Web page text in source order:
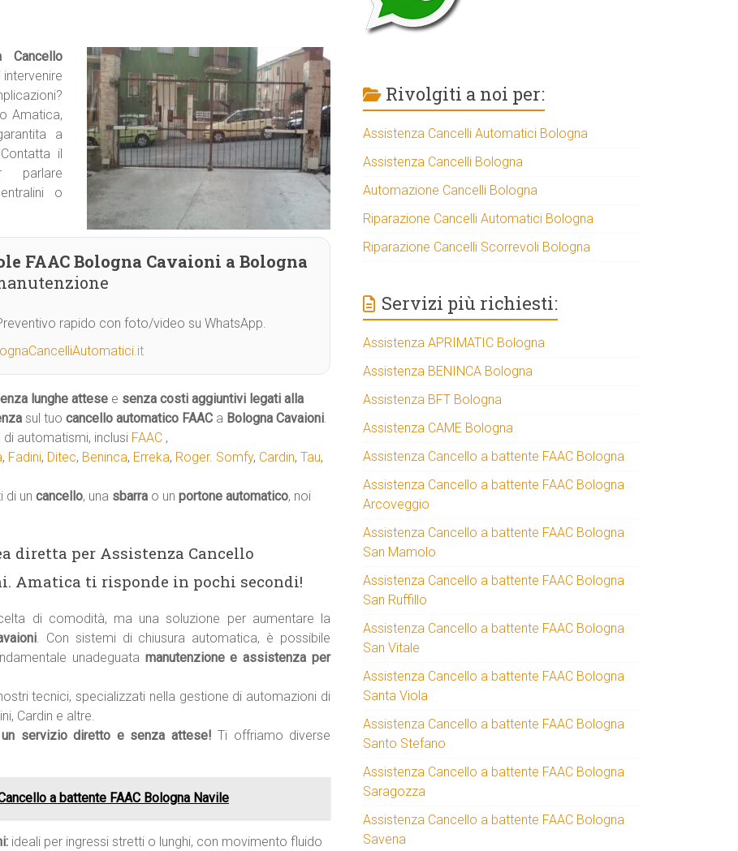
Cancello
Amatica,
a
il
o
FAAC Bologna Cavaioni a Bologna
rapido con foto/video su WhatsApp.
lunghe attese e senza costi aggiuntivi legati alla
sul tuo cancello automatico FAAC a Bologna Cavaioni.
automatismi, inclusi FAAC ,
, Fadini, Ditec, Beninca, Erreka, Roger. Somfy, Cardin, Tau,
di un cancello, una sbarra o un portone automatico, noi
diretta per Assistenza Cancello
Amatica ti risponde in pochi secondi!
di comodità, ma una soluzione per aumentare la
. Con sistemi di chiusura automatica, è possibile
unadeguata manutenzione e assistenza per
tecnici, specializzati nella gestione di automazioni di
Cardin e altre.
servizio diretto e senza attese! Ti offriamo diverse
a battente FAAC Bologna Navile
ideali per ingressi stretti o lunghi, con movimento fluido
Rivolgiti a noi per:
Assistenza Cancelli Automatici Bologna
Assistenza Cancelli Bologna
Automazione Cancelli Bologna
Riparazione Cancelli Automatici Bologna
Riparazione Cancelli Scorrevoli Bologna
Servizi più richiesti:
Assistenza APRIMATIC Bologna
Assistenza BENINCA Bologna
Assistenza BFT Bologna
Assistenza CAME Bologna
Assistenza Cancello a battente FAAC Bologna
Assistenza Cancello a battente FAAC Bologna
Arcoveggio
Assistenza Cancello a battente FAAC Bologna
San Mamolo
Assistenza Cancello a battente FAAC Bologna
San Ruffillo
Assistenza Cancello a battente FAAC Bologna
San Vitale
Assistenza Cancello a battente FAAC Bologna
Santa Viola
Assistenza Cancello a battente FAAC Bologna
Santo Stefano
Assistenza Cancello a battente FAAC Bologna
Saragozza
Assistenza Cancello a battente FAAC Bologna
Savena